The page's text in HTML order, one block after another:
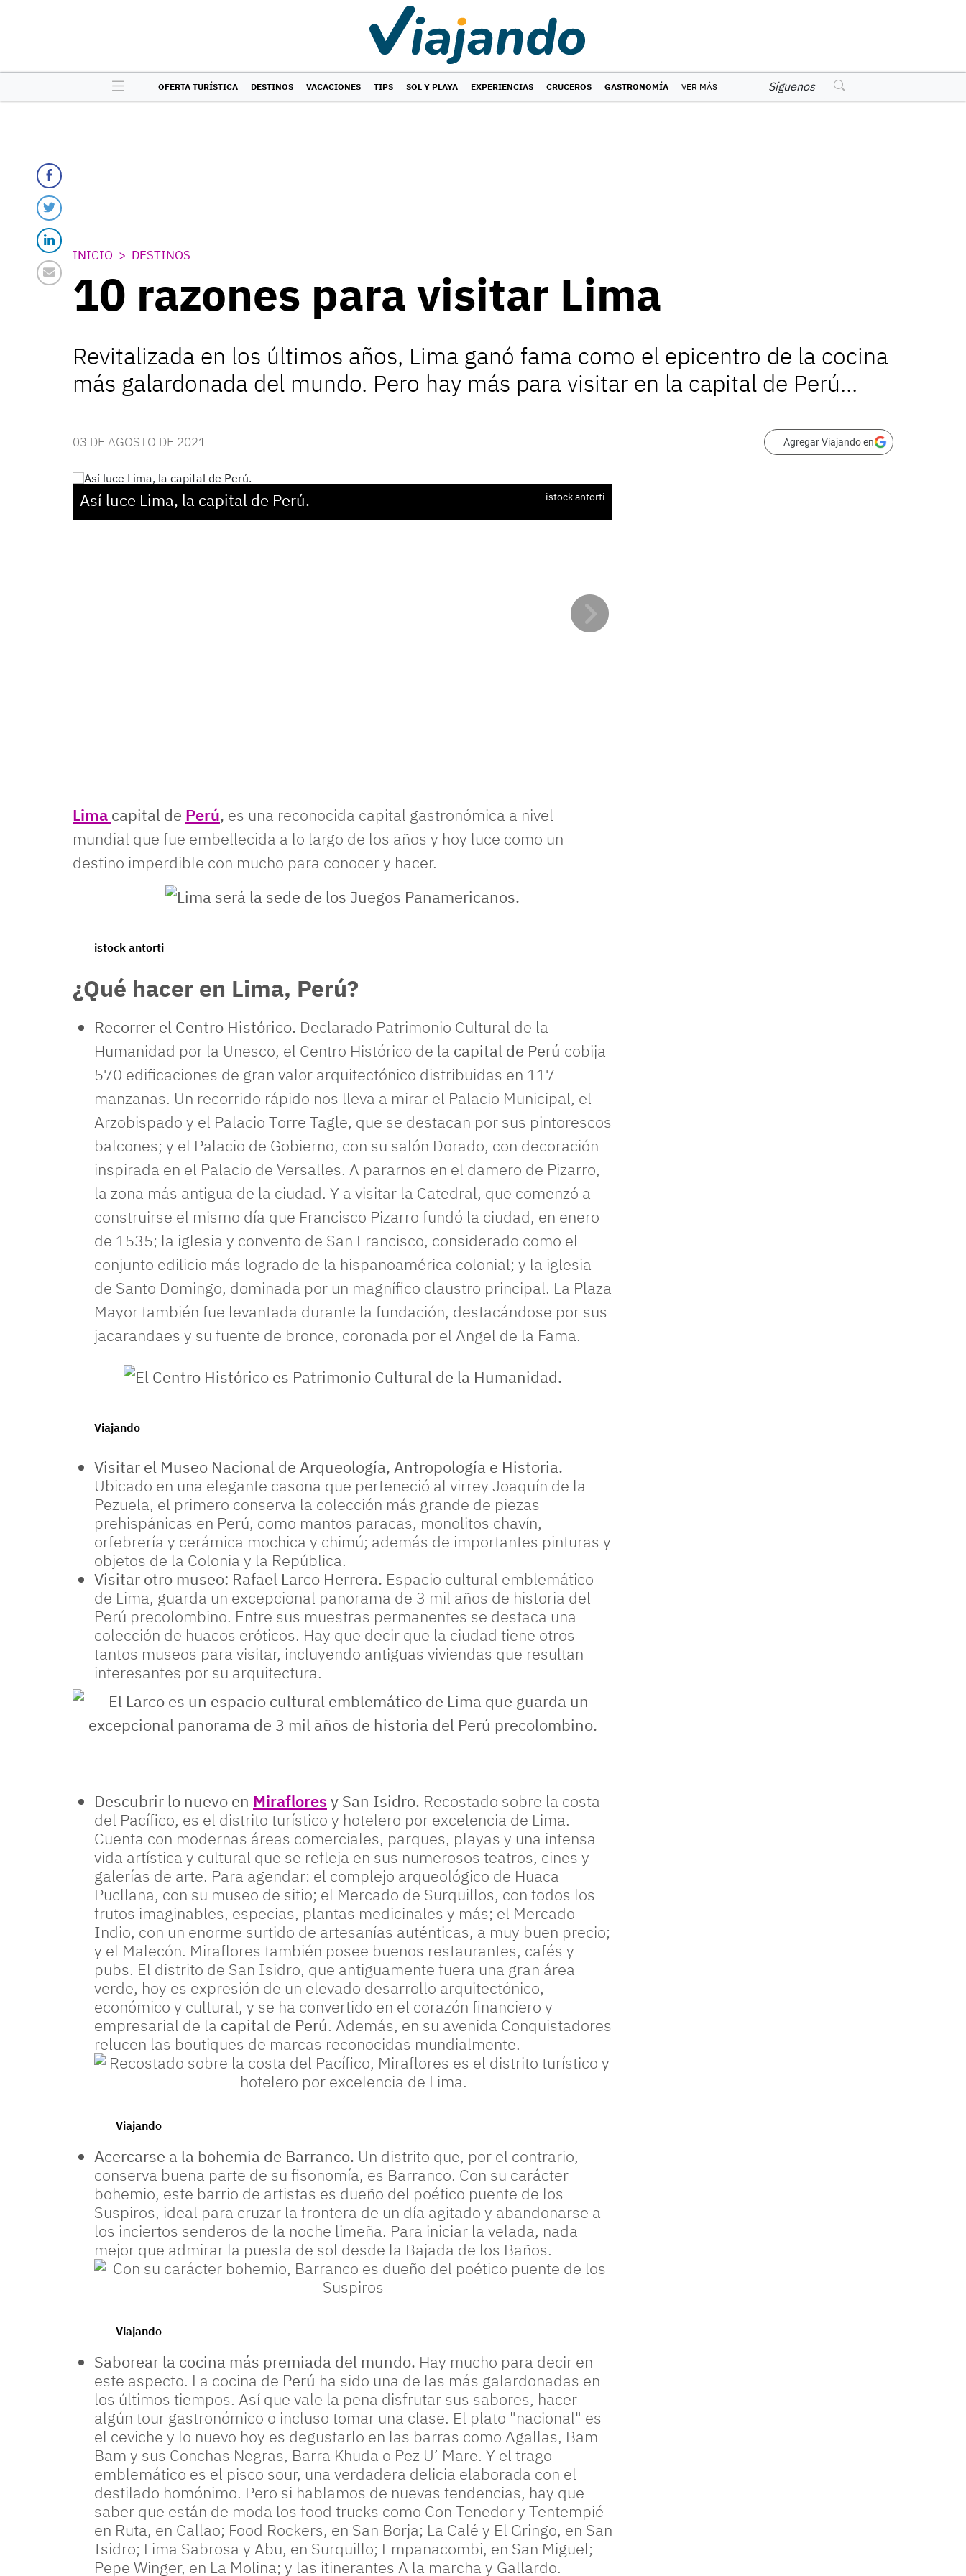
OFERTA TURÍSTICA DESTINOS VACACIONES TIPS SOL Y PLAYA EXPERIENCIAS CRUCEROS GASTRONOMÍA VER MÁS Síguenos
INICIO DESTINOS
10 razones para visitar Lima
Revitalizada en los últimos años, Lima ganó fama como el epicentro de la cocina
más galardonada del mundo. Pero hay más para visitar en la capital de Perú...
03 DE AGOSTO DE 2021 Agregar Viajando en
Así luce Lima, la capital de Perú. istock antorti
Lima capital de Perú, es una reconocida capital gastronómica a nivel
mundial que fue embellecida a lo largo de los años y hoy luce como un
destino imperdible con mucho para conocer y hacer.
istock antorti
¿Qué hacer en Lima, Perú?
Recorrer el Centro Histórico. Declarado Patrimonio Cultural de la
Humanidad por la Unesco, el Centro Histórico de la capital de Perú cobija
570 edificaciones de gran valor arquitectónico distribuidas en 117
manzanas. Un recorrido rápido nos lleva a mirar el Palacio Municipal, el
Arzobispado y el Palacio Torre Tagle, que se destacan por sus pintorescos
balcones; y el Palacio de Gobierno, con su salón Dorado, con decoración
inspirada en el Palacio de Versalles. A pararnos en el damero de Pizarro,
la zona más antigua de la ciudad. Y a visitar la Catedral, que comenzó a
construirse el mismo día que Francisco Pizarro fundó la ciudad, en enero
de 1535; la iglesia y convento de San Francisco, considerado como el
conjunto edilicio más logrado de la hispanoamérica colonial; y la iglesia
de Santo Domingo, dominada por un magnífico claustro principal. La Plaza
Mayor también fue levantada durante la fundación, destacándose por sus
jacarandaes y su fuente de bronce, coronada por el Angel de la Fama.
Viajando
Visitar el Museo Nacional de Arqueología, Antropología e Historia.
Ubicado en una elegante casona que perteneció al virrey Joaquín de la
Pezuela, el primero conserva la colección más grande de piezas
prehispánicas en Perú, como mantos paracas, monolitos chavín,
orfebrería y cerámica mochica y chimú; además de importantes pinturas y
objetos de la Colonia y la República.
Visitar otro museo: Rafael Larco Herrera. Espacio cultural emblemático
de Lima, guarda un excepcional panorama de 3 mil años de historia del
Perú precolombino. Entre sus muestras permanentes se destaca una
colección de huacos eróticos. Hay que decir que la ciudad tiene otros
tantos museos para visitar, incluyendo antiguas viviendas que resultan
interesantes por su arquitectura.
Descubrir lo nuevo en Miraflores y San Isidro. Recostado sobre la costa
del Pacífico, es el distrito turístico y hotelero por excelencia de Lima.
Cuenta con modernas áreas comerciales, parques, playas y una intensa
vida artística y cultural que se refleja en sus numerosos teatros, cines y
galerías de arte. Para agendar: el complejo arqueológico de Huaca
Pucllana, con su museo de sitio; el Mercado de Surquillos, con todos los
frutos imaginables, especias, plantas medicinales y más; el Mercado
Indio, con un enorme surtido de artesanías auténticas, a muy buen precio;
y el Malecón. Miraflores también posee buenos restaurantes, cafés y
pubs. El distrito de San Isidro, que antiguamente fuera una gran área
verde, hoy es expresión de un elevado desarrollo arquitectónico,
económico y cultural, y se ha convertido en el corazón financiero y
empresarial de la capital de Perú. Además, en su avenida Conquistadores
relucen las boutiques de marcas reconocidas mundialmente.
Viajando
Acercarse a la bohemia de Barranco. Un distrito que, por el contrario,
conserva buena parte de su fisonomía, es Barranco. Con su carácter
bohemio, este barrio de artistas es dueño del poético puente de los
Suspiros, ideal para cruzar la frontera de un día agitado y abandonarse a
los inciertos senderos de la noche limeña. Para iniciar la velada, nada
mejor que admirar la puesta de sol desde la Bajada de los Baños.
Viajando
Saborear la cocina más premiada del mundo. Hay mucho para decir en
este aspecto. La cocina de Perú ha sido una de las más galardonadas en
los últimos tiempos. Así que vale la pena disfrutar sus sabores, hacer
algún tour gastronómico o incluso tomar una clase. El plato "nacional" es
el ceviche y lo nuevo hoy es degustarlo en las barras como Agallas, Bam
Bam y sus Conchas Negras, Barra Khuda o Pez U’ Mare. Y el trago
emblemático es el pisco sour, una verdadera delicia elaborada con el
destilado homónimo. Pero si hablamos de nuevas tendencias, hay que
saber que están de moda los food trucks como Con Tenedor y Tentempié
en Ruta, en Callao; Food Rockers, en San Borja; La Calé y El Gringo, en San
Isidro; Lima Sabrosa y Abu, en Surquillo; Empanacombi, en San Miguel;
Pepe Winger, en La Molina; y las itinerantes A la marcha y Gallardo.